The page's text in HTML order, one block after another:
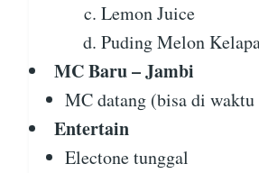
Lemon Juice
Puding Melon
MC Baru – Jambi
MC datang (bisa di waktu
Entertain
Electone tunggal